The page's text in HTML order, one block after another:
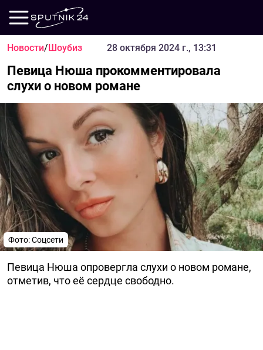
Новости/Шоубиз 28 октября 2024 г., 13:31
Певица Нюша прокомментировала
слухи о новом романе
Фото: Соцсети
Певица Нюша опровергла слухи о новом романе,
отметив, что её сердце свободно.